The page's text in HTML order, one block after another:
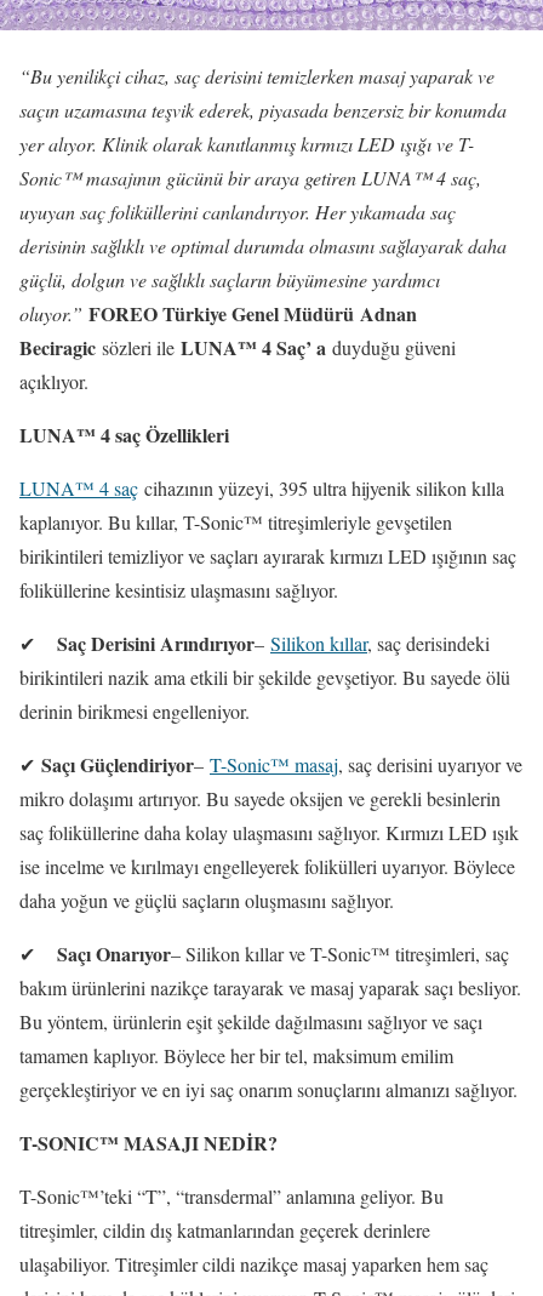
“Bu yenilikçi cihaz, saç derisini temizlerken masaj yaparak ve
saçın uzamasına teşvik ederek, piyasada benzersiz bir konumda
yer alıyor. Klinik olarak kanıtlanmış kırmızı LED ışığı ve T-
Sonic™ masajının gücünü bir araya getiren LUNA™ 4 saç,
uyuyan saç foliküllerini canlandırıyor. Her yıkamada saç
derisinin sağlıklı ve optimal durumda olmasını sağlayarak daha
güçlü, dolgun ve sağlıklı saçların büyümesine yardımcı
oluyor.” FOREO Türkiye Genel Müdürü Adnan
Beciragic sözleri ile LUNA™ 4 Saç’ a duyduğu güveni
açıklıyor.
LUNA™ 4 saç Özellikleri
LUNA™ 4 saç cihazının yüzeyi, 395 ultra hijyenik silikon kılla
kaplanıyor. Bu kıllar, T-Sonic™ titreşimleriyle gevşetilen
birikintileri temizliyor ve saçları ayırarak kırmızı LED ışığının saç
foliküllerine kesintisiz ulaşmasını sağlıyor.
✔ Saç Derisini Arındırıyor– Silikon kıllar, saç derisindeki
birikintileri nazik ama etkili bir şekilde gevşetiyor. Bu sayede ölü
derinin birikmesi engelleniyor.
✔ Saçı Güçlendiriyor– T-Sonic™ masaj, saç derisini uyarıyor ve
mikro dolaşımı artırıyor. Bu sayede oksijen ve gerekli besinlerin
saç foliküllerine daha kolay ulaşmasını sağlıyor. Kırmızı LED ışık
ise incelme ve kırılmayı engelleyerek folikülleri uyarıyor. Böylece
daha yoğun ve güçlü saçların oluşmasını sağlıyor.
✔ Saçı Onarıyor– Silikon kıllar ve T-Sonic™ titreşimleri, saç
bakım ürünlerini nazikçe tarayarak ve masaj yaparak saçı besliyor.
Bu yöntem, ürünlerin eşit şekilde dağılmasını sağlıyor ve saçı
tamamen kaplıyor. Böylece her bir tel, maksimum emilim
gerçekleştiriyor ve en iyi saç onarım sonuçlarını almanızı sağlıyor.
T-SONIC™ MASAJI NEDİR?
T-Sonic™’teki “T”, “transdermal” anlamına geliyor. Bu
titreşimler, cildin dış katmanlarından geçerek derinlere
ulaşabiliyor. Titreşimler cildi nazikçe masaj yaparken hem saç